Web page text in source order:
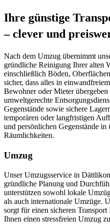
Ihre günstige
– clever und
Nach dem Umzug übernimmt
gründliche Reinigung Ihrer alten
einschließlich Böden,
sicher, dass alles in
Bewohner oder Mieter
umweltgerechte
Gegenstände sowie sichere
temporären oder langfristigen
und persönlichen Gegenstände in
Räumlichkeiten.
Umzug
Unser Umzugsservice in
gründliche Planung und
unterstützen sowohl lokale
als auch internationale Umzüge.
sorgt für einen sicheren
Ihnen einen stressfreien Umzug